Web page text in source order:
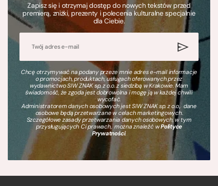
Zapisz się i otrzymaj dostęp do nowych tekstów przed
premierą, zniżki, prezenty i polecenia kulturalne specjalnie
dla Ciebie.
Chcę otrzymywać na podany przeze mnie adres e-mail informacje
o promocjach, produktach, usługach oferowanych przez
wydawnictwo SIW ZNAK sp. z o.o. z siedzibą w Krakowie. Mam
świadomość, że zgoda jest dobrowolna i mogę ją w każdej chwili
wycofać.
Administratorem danych osobowych jest SIW ZNAK sp. z o.o., dane
osobowe będą przetwarzane w celach marketingowych.
Szczegółowe zasady przetwarzania danych osobowych, w tym
przysługujących Ci prawach, można znaleźć wPolityce
Prywatności.